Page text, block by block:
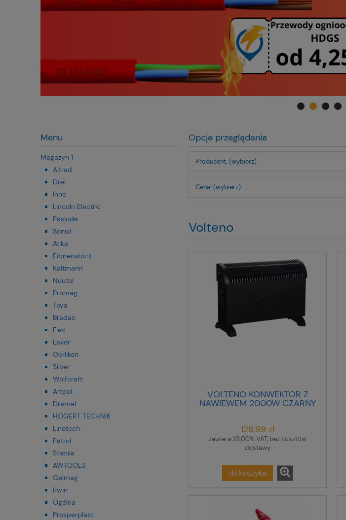
Menu
Magazyn 1
Altrad
Drel
Inne
Lincoln Electric
Paslode
Sonsil
Atika
Eibnenstock
Kaltmann
Nuutol
Promag
Toya
Bradas
Flex
Lavor
Oerlikon
Silver
Wolfcraft
Artpol
Dremel
HÖGERT TECHNIK
Linotech
Patrol
Stabila
AWTOOLS
Galmag
Irwin
Ogólna
Prosperplast
Opcje przeglądania
Producent: (wybierz)
Cena: (wybierz)
Volteno
VOLTENO KONWEKTOR Z
NAWIEWEM 2000W CZARNY
128,99 zł
zawiera 23,00% VAT, bez kosztów
dostawy
do koszyka